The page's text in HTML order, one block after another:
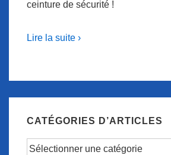
ceinture de sécurité !
Lire la suite ›
CATÉGORIES D’ARTICLES
Catégories